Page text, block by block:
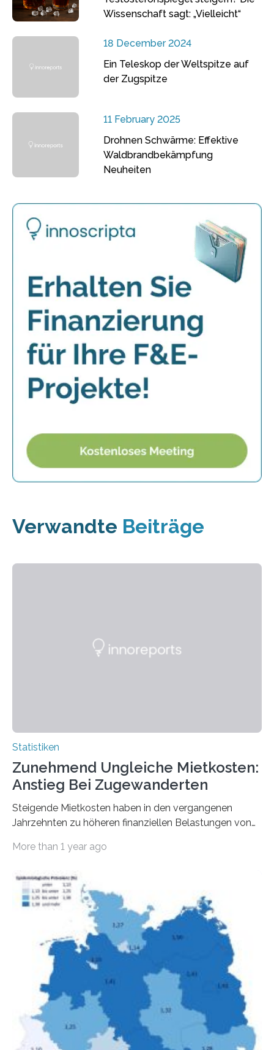
Wissenschaft sagt: „Vielleicht“
18 December 2024
Ein Teleskop der Weltspitze auf
der Zugspitze
11 February 2025
Drohnen Schwärme: Effektive
Waldbrandbekämpfung
Neuheiten
Verwandte Beiträge
Statistiken
Zunehmend Ungleiche Mietkosten:
Anstieg Bei Zugewanderten
Steigende Mietkosten haben in den vergangenen
Jahrzehnten zu höheren finanziellen Belastungen von
Bundesinstitut für Bevölkerungsforschung (BiB)
gesamten Einkommen zwischen 1990 und 2020 für
unterschiedliche Einkommensgruppen sowie für in
Deutschland geborene Menschen und Zugewanderte
verändert hat. Das Ergebnis: Während Personen mit
hohen Einkommen (oberstes Quintil der Verteilung der
Nettoäquivalenzeinkommen) nur einen moderaten
Anstieg des Mietanteils am Gesamteinkommen
hinnehmen mussten, nahm die Belastung bei
Menschen mit…
More than 1 year ago